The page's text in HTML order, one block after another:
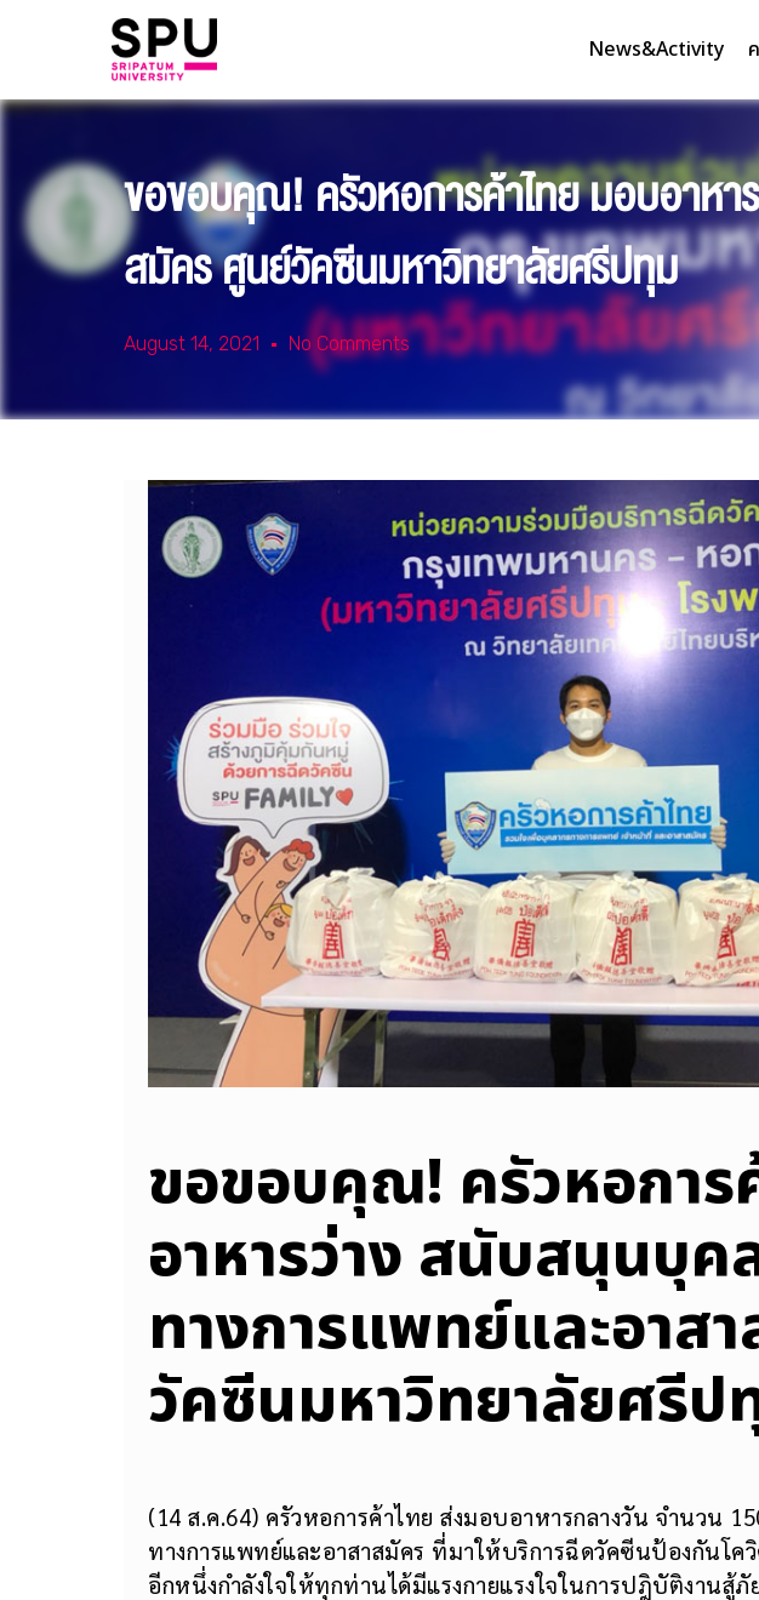
News&Activity
ขอขอบคุณ! ครัวหอการค้าไทย มอบอาหา
สมัคร ศูนย์วัคซีนมหาวิทยาลัยศรีปทุม
August 14, 2021 No Comments
ขอขอบคุณ! ครัวหอการ
อาหารว่าง สนับสนุนบุค
ทางการแพทย์และอาส
วัคซีนมหาวิทยาลัยศรีป
(14 ส.ค.64) ครัวหอการค้าไทย ส่งมอบอาหารกลางวัน จำนวน
ทางการแพทย์และอาสาสมัคร ที่มาให้บริการฉีดวัคซีนป้องกันโ
อีกหนึ่งกำลังใจให้ทุกท่านได้มีแรงกายแรงใจในการปฎิบัติงานสู้